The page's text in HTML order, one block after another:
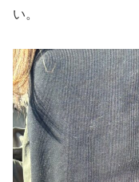
い。